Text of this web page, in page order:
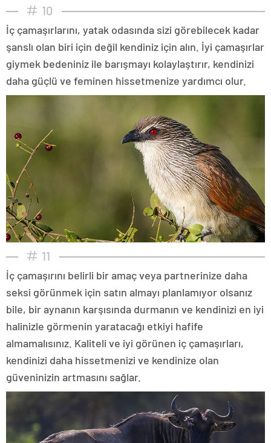
10
İç çamaşırlarını, yatak odasında sizi görebilecek kadar
şanslı olan biri için değil kendiniz için alın. İyi çamaşırlar
giymek bedeniniz ile barışmayı kolaylaştırır, kendinizi
daha güçlü ve feminen hissetmenize yardımcı olur.
11
İç çamaşırını belirli bir amaç veya partnerinize daha
seksi görünmek için satın almayı planlamıyor olsanız
bile, bir aynanın karşısında durmanın ve kendinizi en iyi
halinizle görmenin yaratacağı etkiyi hafife
almamalısınız. Kaliteli ve iyi görünen iç çamaşırları,
kendinizi daha hissetmenizi ve kendinize olan
güveninizin artmasını sağlar.